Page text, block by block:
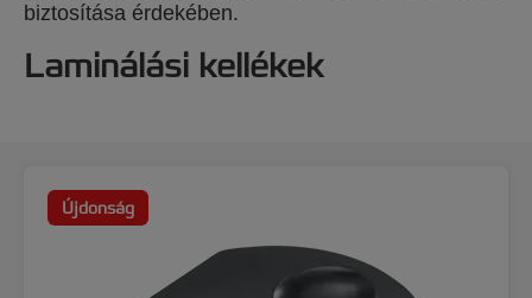
biztosítása érdekében.
Laminálási kellékek
Újdonság